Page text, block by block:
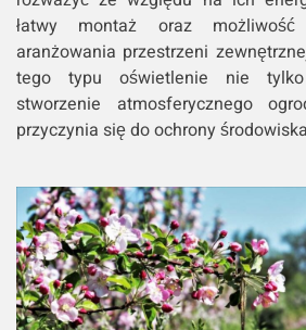
łatwy montaż oraz możliwość
aranżowania przestrzeni
tego typu oświetlenie nie
stworzenie atmosferycznego
przyczynia się do ochrony